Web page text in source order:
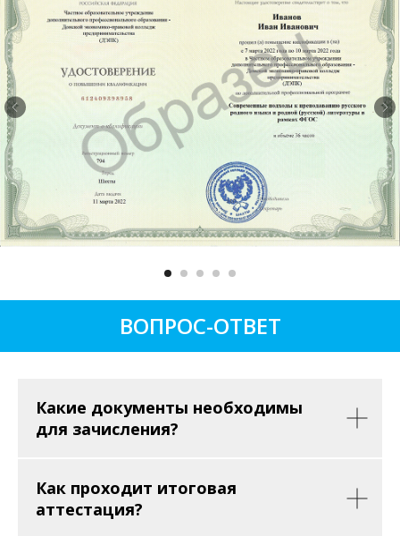
ВОПРОС-ОТВЕТ
Какие документы необходимы
для зачисления?
Как проходит итоговая
аттестация?